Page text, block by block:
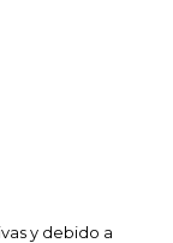
y debido a